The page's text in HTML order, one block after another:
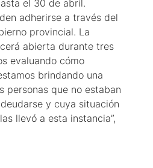
el 30 de abril.
adherirse a través del
provincial. La
abierta durante tres
evaluando cómo
brindando una
personas que no estaban
y cuya situación
llevó a esta instancia”,